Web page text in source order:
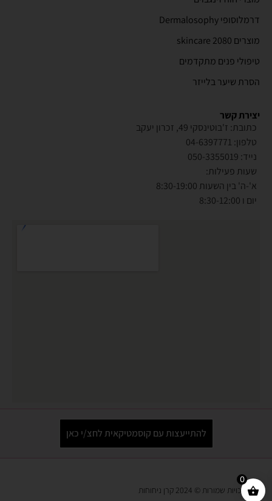
יצירת קשר
כתובת: ז'בוטינסקי 49, זכרון יעקב
טלפון: 04-6397771
נייד: 050-3355019
שעות פעילות:
א'-ה' בין השעות 8:30-19:00
יום ו 8:30-12:00
דרמלוסופי Dermalosophy
מוצרים 2080 skincare
טיפולי פנים מתקדמים
הסרת שיער בלייזר
להתייעצות עם קוסמטיקאית לחצ/י כאן
כל הזכויות שמורות © 2024 קרן ניחוחות
0